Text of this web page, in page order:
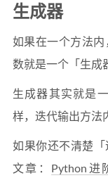
生成器
如果在一个方法内
数就是一个「生成
生成器其实就是
样，迭代输出方法
如果你还不清楚
文章：
Python